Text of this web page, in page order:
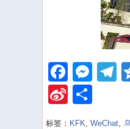
Sina
Weibo
标签： KFK,WeChat,